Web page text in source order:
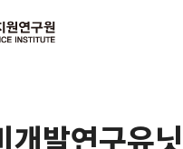
원연구원
개발연구유닛